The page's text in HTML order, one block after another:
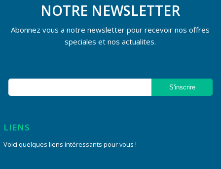
NOTRE NEWSLETTER
Abonnez vous a notre newsletter pour recevoir nos offres
speciales et nos actualites.
LIENS
Voici quelques liens intéressants pour vous !